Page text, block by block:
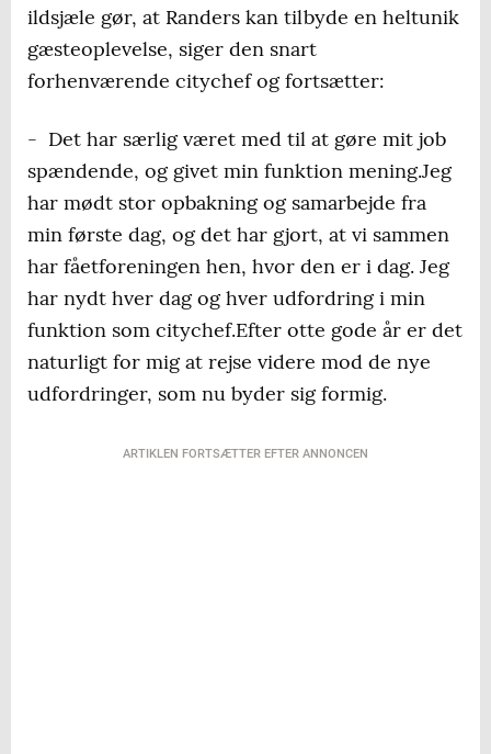
ildsjæle gør, at Randers kan tilbyde en heltunik
gæsteoplevelse, siger den snart
forhenværende citychef og fortsætter:
- Det har særlig været med til at gøre mit job
spændende, og givet min funktion mening.Jeg
har mødt stor opbakning og samarbejde fra
min første dag, og det har gjort, at vi sammen
har fåetforeningen hen, hvor den er i dag. Jeg
har nydt hver dag og hver udfordring i min
funktion som citychef.Efter otte gode år er det
naturligt for mig at rejse videre mod de nye
udfordringer, som nu byder sig formig.
ARTIKLEN FORTSÆTTER EFTER ANNONCEN